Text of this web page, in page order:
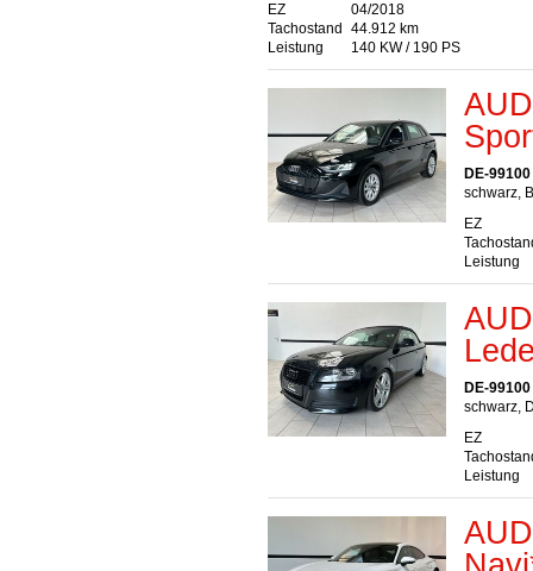
EZ
04/2018
Tachostand
44.912 km
Leistung
140 KW / 190 PS
DE-
schwarz,
EZ
Leistung
DE-
schwarz,
EZ
Leistung